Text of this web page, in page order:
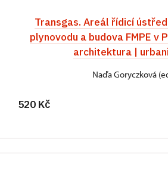
Transgas. Areál řídicí
plynovodu a budova FMPE v
architektura |
Naďa Goryczková
520 Kč